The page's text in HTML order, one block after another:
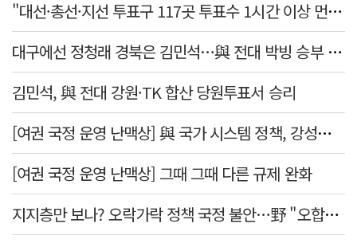
"대선·총선·지선 투표구 117곳 투표수 1시간 이상 먼저 입력"
대구에선 정청래 경북은 김민석…與 전대 박빙 승부 이어간다
김민석, 與 전대 강원·TK 합산 당원투표서 승리
[여권 국정 운영 난맥상] 與 국가 시스템 정책, 강성층 결집에 의존
[여권 국정 운영 난맥상] 그때 그때 다른 규제 완화
지지층만 보나? 오락가락 정책 국정 불안…野 "오합지졸"